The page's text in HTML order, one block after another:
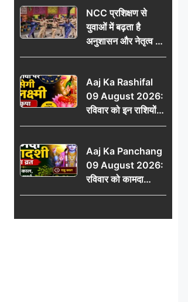
विधानसभा घेराव का
ऐलान
NCC प्रशिक्षण से
युवाओं में बढ़ता है
अनुशासन और नेतृत्व का
गुण: डॉ. जी.एन. खान
Aaj Ka Rashifal
09 August 2026:
रविवार को इन राशियों
पर बरसेगी मां लक्ष्मी की
योग
Aaj Ka Panchang
09 August 2026:
रविवार को कामदा
एकादशी का व्रत, जानें
और शुभ समय